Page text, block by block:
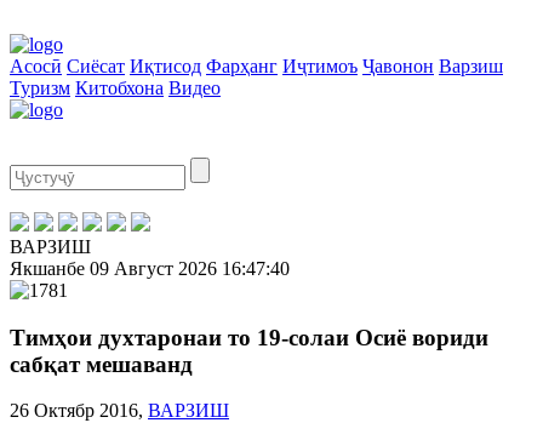
Асосӣ Сиёсат Иқтисод Фарҳанг Иҷтимоъ Ҷавонон Варзиш
Туризм Китобхона Видео
ВАРЗИШ
Якшанбе 09 Август 2026 16:47:41
Тимҳои духтаронаи то 19-солаи Осиё вориди
сабқат мешаванд
26 Октябр 2016, ВАРЗИШ